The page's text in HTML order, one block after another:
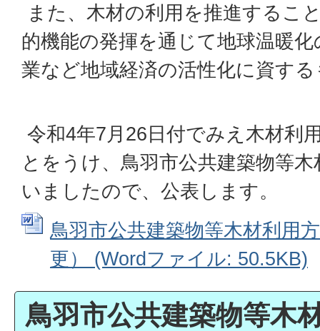
また、木材の利用を推進するこ
的機能の発揮を通じて地球温暖
業など地域経済の活性化に資す
令和4年7月26日付でみえ木材利
とをうけ、鳥羽市公共建築物等
いましたので、公表します。
鳥羽市公共建築物等木材利用
更） (Wordファイル: 50.5KB)
鳥羽市公共建築物等木